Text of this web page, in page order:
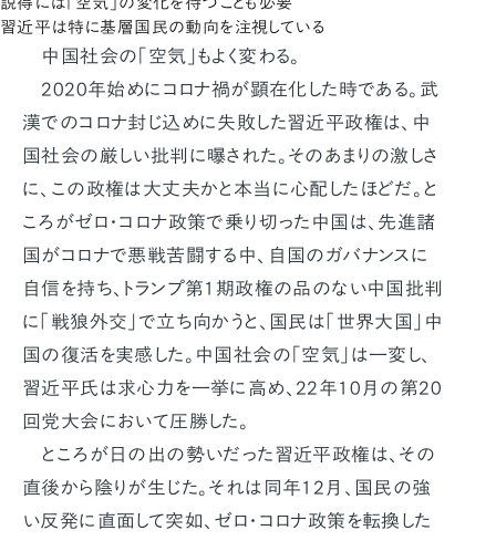
習近平は特に基層国民の動向を注視している
中国社会の｢空気｣もよく変わる。
2020年始めにコロナ禍が顕在化した時である。武
漢でのコロナ封じ込めに失敗した習近平政権は、中
国社会の厳しい批判に曝された。そのあまりの激しさ
に、この政権は大丈夫かと本当に心配したほどだ。と
ころがゼロ・コロナ政策で乗り切った中国は、先進諸
国がコロナで悪戦苦闘する中、自国のガバナンスに
自信を持ち、トランプ第1期政権の品のない中国批判
に「戦狼外交」で立ち向かうと、国民は「世界大国」中
国の復活を実感した。中国社会の｢空気｣は一変し、
習近平氏は求心力を一挙に高め、22年10月の第20
回党大会において圧勝した。
ところが日の出の勢いだった習近平政権は、その
直後から陰りが生じた。それは同年12月、国民の強
い反発に直面して突如、ゼロ・コロナ政策を転換した